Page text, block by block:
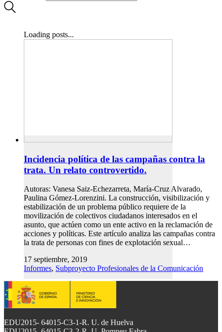
Loading posts...
Incidencia política de las campañas contra la
trata. Un relato controvertido.
Autoras: Vanesa Saiz-Echezarreta, María-Cruz Alvarado,
Paulina Gómez-Lorenzini. La construcción, visibilización y
estabilización de un problema público requiere de la
movilización de colectivos ciudadanos interesados en el
asunto, que actúen como un ente activo en la reclamación de
acciones y políticas. Este artículo analiza las campañas contra
la trata de personas con fines de explotación sexual…
17 septiembre, 2019
Informes, Subproyecto Profesionales de la Comunicación
EDU2015- 64015-C3-1-R. U. de Huelva